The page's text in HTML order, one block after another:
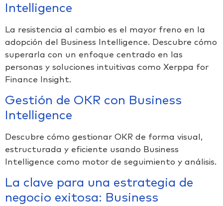
Intelligence
La resistencia al cambio es el mayor freno en la
adopción del Business Intelligence. Descubre cómo
superarla con un enfoque centrado en las
personas y soluciones intuitivas como Xerppa for
Finance Insight.
Gestión de OKR con Business
Intelligence
Descubre cómo gestionar OKR de forma visual,
estructurada y eficiente usando Business
Intelligence como motor de seguimiento y análisis.
La clave para una estrategia de
negocio exitosa: Business